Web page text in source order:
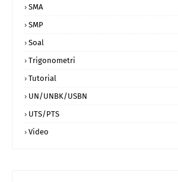
SMA
SMP
Soal
Trigonometri
Tutorial
UN/UNBK/USBN
UTS/PTS
Video